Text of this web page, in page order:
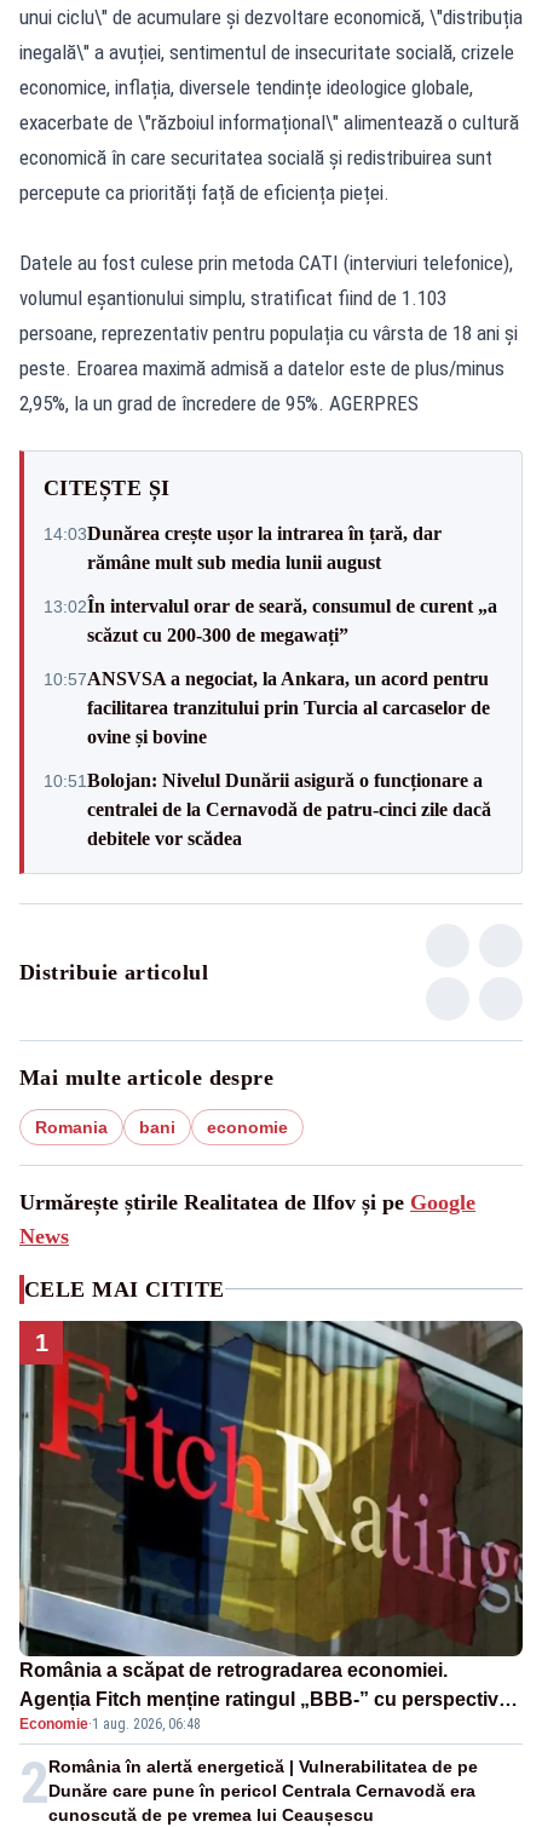
unui ciclu\" de acumulare și dezvoltare economică, \"distribuția
inegală\" a avuției, sentimentul de insecuritate socială, crizele
economice, inflația, diversele tendințe ideologice globale,
exacerbate de \"războiul informațional\" alimentează o cultură
economică în care securitatea socială și redistribuirea sunt
percepute ca priorități față de eficiența pieței.
Datele au fost culese prin metoda CATI (interviuri telefonice),
volumul eșantionului simplu, stratificat fiind de 1.103
persoane, reprezentativ pentru populația cu vârsta de 18 ani și
peste. Eroarea maximă admisă a datelor este de plus/minus
2,95%, la un grad de încredere de 95%. AGERPRES
CITEȘTE ȘI
14:03Dunărea crește ușor la intrarea în țară, dar
rămâne mult sub media lunii august
13:02În intervalul orar de seară, consumul de curent „a
scăzut cu 200-300 de megawați”
10:57ANSVSA a negociat, la Ankara, un acord pentru
facilitarea tranzitului prin Turcia al carcaselor de
ovine și bovine
10:51Bolojan: Nivelul Dunării asigură o funcționare a
centralei de la Cernavodă de patru-cinci zile dacă
debitele vor scădea
Distribuie articolul
Mai multe articole despre
Romania bani economie
Urmărește știrile Realitatea de Ilfov și pe Google
News
CELE MAI CITITE
1
România a scăpat de retrogradarea economiei.
Agenția Fitch menține ratingul „BBB-” cu perspectivă
negativă
Economie·1 aug. 2026, 06:48
2România în alertă energetică | Vulnerabilitatea de pe
Dunăre care pune în pericol Centrala Cernavodă era
cunoscută de pe vremea lui Ceaușescu